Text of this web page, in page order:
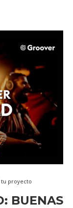
proyecto
BUENAS